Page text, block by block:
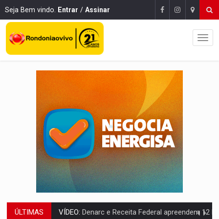
Seja Bem vindo. Entrar / Assinar
ÚLTIMAS OPERAÇÃO DA PC:Membros do CV são presos com armas e drogas após